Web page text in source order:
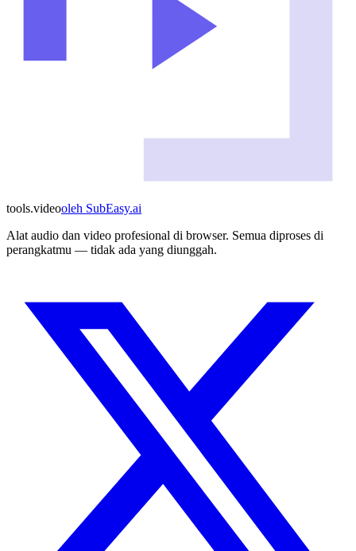
tools.videooleh SubEasy.ai
Alat audio dan video profesional di browser. Semua diproses di
perangkatmu — tidak ada yang diunggah.